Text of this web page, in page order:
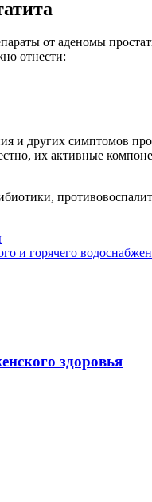
от аденомы
отнести:
и других симптомов
их активные
и горячего
здоровья